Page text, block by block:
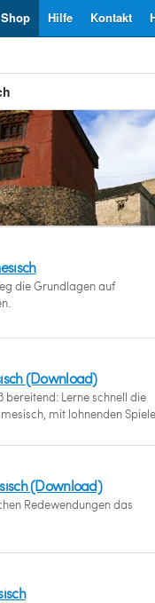
Kontakt
Hilfe
Shop
die Grundlagen auf
(Download)
bereitend: Lerne schnell die
mit lohnenden
(Download)
Redewendungen das